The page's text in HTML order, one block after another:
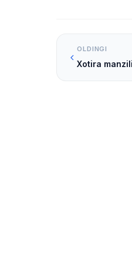
OLDINGI
Xotira